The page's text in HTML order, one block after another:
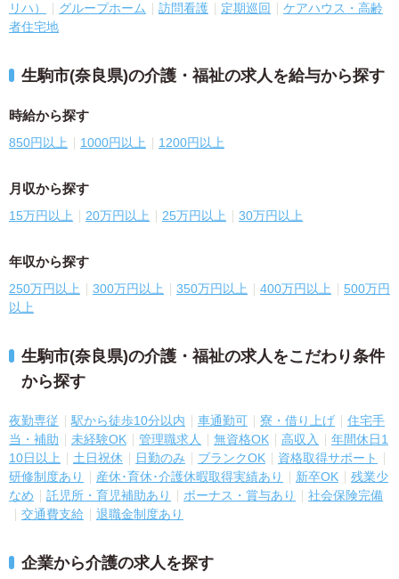
リハ）
グループホーム 訪問看護 定期巡回
ケアハウス・高齢
者住宅地
生駒市(奈良県)の介護・福祉の求人を給与から探す
時給から探す
850円以上 1000円以上 1200円以上
月収から探す
15万円以上 20万円以上 25万円以上 30万円以上
年収から探す
250万円以上 300万円以上 350万円以上 400万円以上
500万円
以上
生駒市(奈良県)の介護・福祉の求人をこだわり条件
から探す
夜勤専従 駅から徒歩10分以内 車通勤可 寮・借り上げ
住宅手
当・補助
未経験OK 管理職求人 無資格OK 高収入
年間休日1
10日以上
土日祝休 日勤のみ ブランクOK
資格取得サポート
研修制度あり
産休･育休･介護休暇取得実績あり 新卒OK
残業少
なめ
託児所・育児補助あり ボーナス・賞与あり
社会保険完備
交通費支給
退職金制度あり
企業から介護の求人を探す